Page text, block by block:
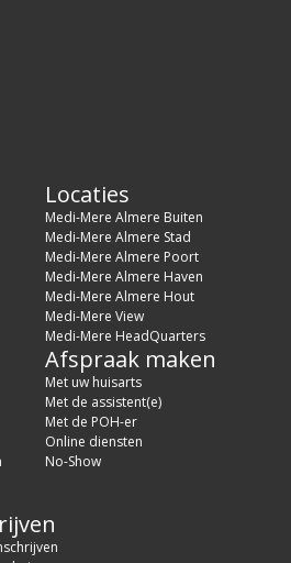
Locaties
Medi-Mere Almere Buiten
Medi-Mere Almere Stad
Medi-Mere Almere Poort
Medi-Mere Almere Haven
Medi-Mere Almere Hout
Medi-Mere View
Medi-Mere HeadQuarters
Afspraak maken
Met uw huisarts
Met de assistent(e)
Met de POH-er
Online diensten
No-Show